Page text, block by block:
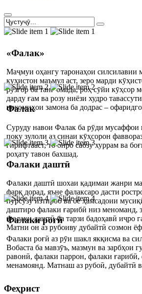
«Фалак»
Маҷмуи оҳангу таронаҳои силсилавии
куҳистон маъмул аст, зеро марди
рӯзгор ба танг омада, роҳ сӯйи кӯҳсор
дарду ғам ва розу ниёзи худро
нокомиҳои замона ба додрас –
Фалак
Суруду навои Фалак ба рӯди мусаффои
поку зулоли аз синаи кӯҳсорон
гирифтааст, то онро сабзу хуррам ва
роҳату тавон бахшад.
Фалаки даштӣ
Фалаки даштӣ шохаи қадимаи жанри
фарқ дорад, яъне фалаксаро дасти
пурсӯзу изтироб ва бе ҳамсадоии
даштиро фалаки ғарибӣ низ
Фалаки даштӣ ба тарзи бадоҳавӣ иҷро
Матни он аз рубоиву дубайтӣ созмон
Фалаки роғӣ
Фалаки роғӣ аз рӯи шакл якқисма ва
Вобаста ба мавзӯъ, мазмун ва зарбҳои
равонӣ, фалаки паррон, фалаки
менамоянд. Матнаш аз рубоӣ, дубайтӣ
Феҳрист